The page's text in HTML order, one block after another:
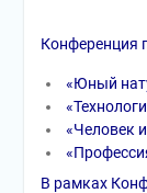
Конференция
«Юный
«Человек
В рамках